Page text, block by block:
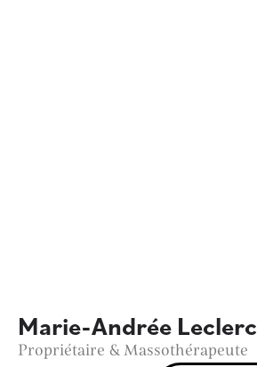
Marie-Andrée Leclerc
Propriétaire & Massothérapeute